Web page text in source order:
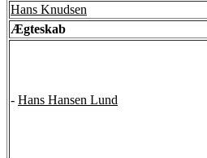
Hans Knudsen
Ægteskab
- Hans Hansen Lund